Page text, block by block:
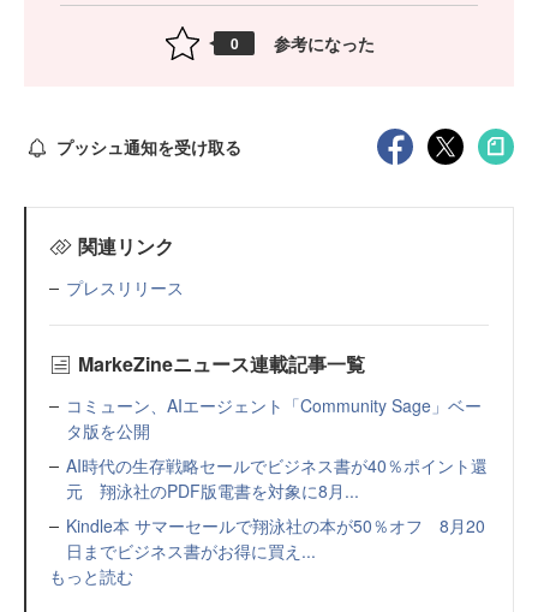
0 参考になった
プッシュ通知を受け取る
関連リンク
プレスリリース
MarkeZineニュース連載記事一覧
コミューン、AIエージェント「Community Sage」ベー
タ版を公開
AI時代の生存戦略セールでビジネス書が40％ポイント還
元 翔泳社のPDF版電書を対象に8月...
Kindle本 サマーセールで翔泳社の本が50％オフ 8月20
日までビジネス書がお得に買え...
もっと読む